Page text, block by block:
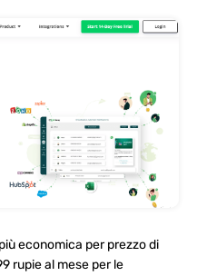
economica per prezzo di
rupie al mese per le